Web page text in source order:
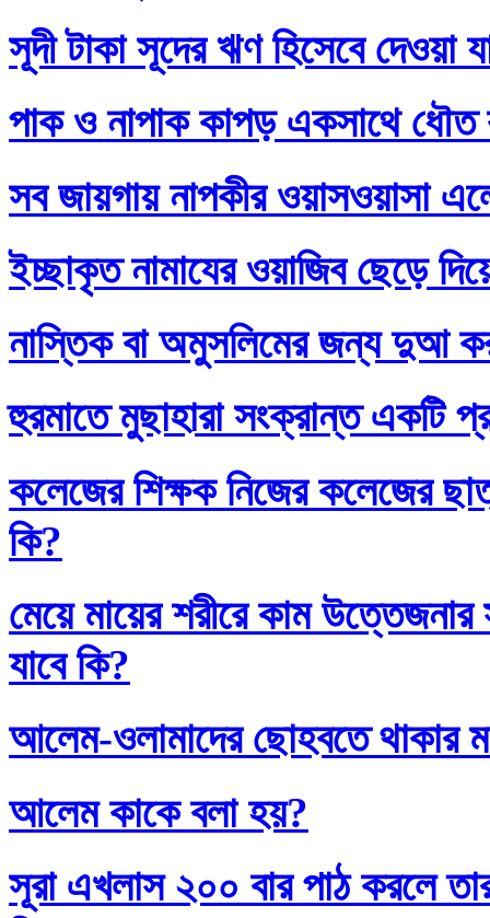
সূদী টাকা সূদের ঋণ হিসেবে দেওয়া
পাক ও নাপাক কাপড় একসাথে ধৌত
সব জায়গায় নাপকীর ওয়াসওয়াসা
ইচ্ছাকৃত নামাযের ওয়াজিব ছেড়ে
নাস্তিক বা অমুসলিমের জন্য দুআ
হুরমাতে মুছাহারা সংক্রান্ত একটি
কলেজের শিক্ষক নিজের কলেজের
কি?
মেয়ে মায়ের শরীরে কাম উত্তেজনার
যাবে কি?
আলেম-ওলামাদের ছোহবতে থাকার
আলেম কাকে বলা হয়?
সূরা এখলাস ২০০ বার পাঠ করলে